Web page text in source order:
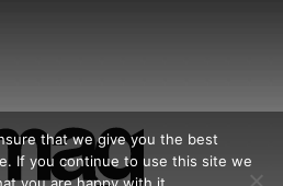
that we give you the best
If you continue to use this site we